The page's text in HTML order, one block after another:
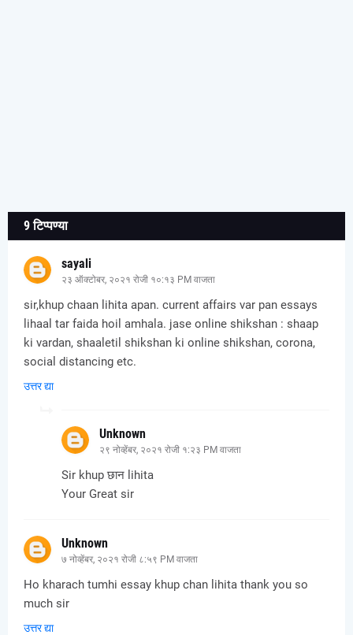
9 टिप्पण्या
sayali
२३ ऑक्टोबर, २०२१ रोजी १०:१३ PM वाजता
sir,khup chaan lihita apan. current affairs var pan essays
lihaal tar faida hoil amhala. jase online shikshan : shaap
ki vardan, shaaletil shikshan ki online shikshan, corona,
social distancing etc.
उत्तर द्या
Unknown
२९ नोव्हेंबर, २०२१ रोजी १:२३ PM वाजता
Sir khup छान lihita
Your Great sir
Unknown
७ नोव्हेंबर, २०२१ रोजी ८:५९ PM वाजता
Ho kharach tumhi essay khup chan lihita thank you so
much sir
उत्तर द्या